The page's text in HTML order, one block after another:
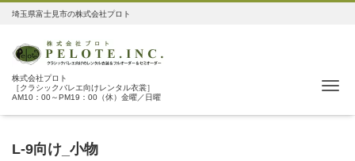
埼玉県富士見市の株式会社プロト
株式会社プロト
［クラシックバレエ向けレンタル衣裳］
AM10：00～PM19：00（休）金曜／日曜
L-9向け_小物